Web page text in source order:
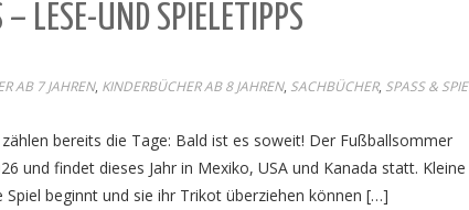
LESE-UND SPIELETIPPS
AB 7 JAHREN, KINDERBÜCHER AB 8 JAHREN, SACHBÜCHER, SPASS & SPIEL
bereits die Tage: Bald ist es soweit! Der Fußballsommer
und findet dieses Jahr in Mexiko, USA und Kanada statt. Kleine
beginnt und sie ihr Trikot überziehen können […]